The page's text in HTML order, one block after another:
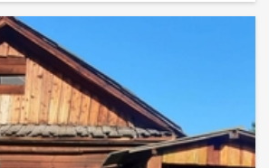
метр продуман до мелочей. Идеальная
практичность и свой уголок за
отличным вариантом для молодых
сбежать от шумных соседей и
за гигантские метры.
дает ощущение простора и четкое
этаж для гостей и кухни, второй — для
не придется вкладывать миллионы в
к вашим экспериментам или просто